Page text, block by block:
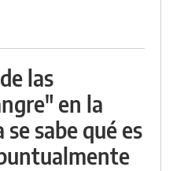
las
en la
sabe qué es